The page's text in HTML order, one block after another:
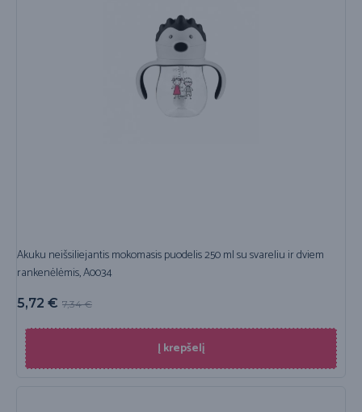
Akuku neišsiliejantis mokomasis puodelis 250 ml su svareliu ir dviem
rankenėlėmis, A0034
7,34€
5,72 €
Į krepšelį